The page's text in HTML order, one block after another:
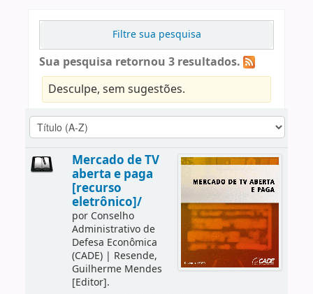
Filtre sua pesquisa
Sua pesquisa retornou 3 resultados.
Desculpe, sem sugestões.
Mercado de TV
aberta e paga
[recurso
eletrônico]/
por Conselho
Administrativo de
Defesa Econômica
(CADE)| Resende,
Guilherme Mendes
[Editor].